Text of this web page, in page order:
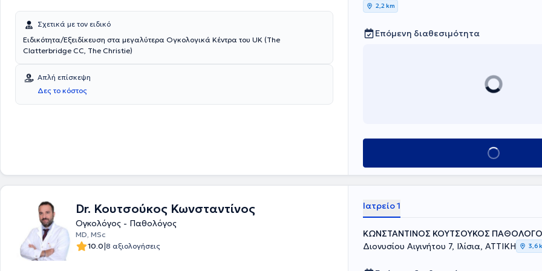
Σχετικά με τον ειδικό
Ειδικότητα/Εξειδίκευση στα μεγαλύτερα Ογκολογικά Κέντρα του UK (The
Clatterbridge CC, The Christie)
Απλή επίσκεψη
Δες το κόστος
2,2 km
Επόμενη διαθεσιμότητα
Κλείσε ραντεβού
Dr. Κουτσούκος Κωνσταντίνος
Ογκολόγος - Παθολόγος
MD, MSc
10.0|8 αξιολογήσεις
Ιατρείο 1
ΚΩΝΣΤΑΝΤΙΝΟΣ ΚΟΥΤΣΟΥΚΟΣ
Διονυσίου Αιγινήτου 7, Ιλίσια, ΑΤΤΙΚΗ
3,6